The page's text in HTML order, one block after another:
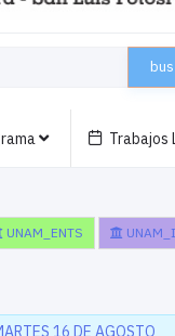
Trabajos
UNAM_ENTS
16 DE AGOSTO